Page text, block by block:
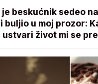
je beskućnik sedeo
buljio u moj prozor:
ustvari život mi se